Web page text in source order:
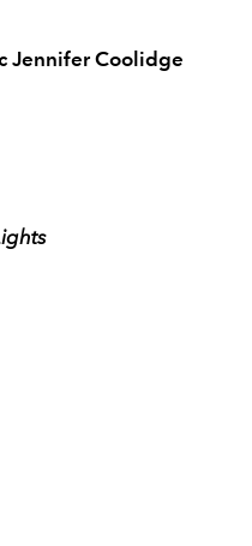
Jennifer Coolidge